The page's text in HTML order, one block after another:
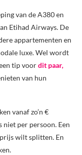
van de A380 en
Etihad Airways. De
appartementen en
luxe. Wel wordt
tip voordit paar,
van hun
vanaf zo’n €
niet per persoon. Een
wilt splitten. En